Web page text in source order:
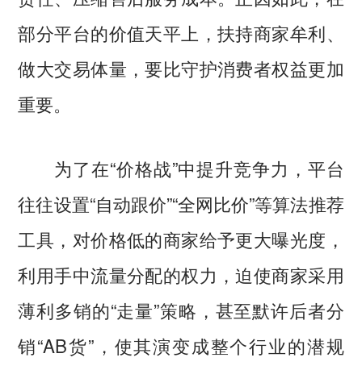
部分平台的价值天平上，扶持商家牟利、
做大交易体量，要比守护消费者权益更加
重要。
为了在“价格战”中提升竞争力，平台
往往设置“自动跟价”“全网比价”等算法推荐
工具，对价格低的商家给予更大曝光度，
利用手中流量分配的权力，迫使商家采用
薄利多销的“走量”策略，甚至默许后者分
销“AB货”，使其演变成整个行业的潜规